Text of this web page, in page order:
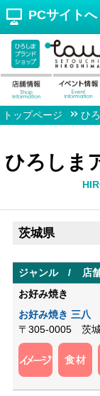
PCサイトへ
トップページ ひ
ひろしま
茨城県
ジャンル
店
お好み焼き
お好み焼き 三八
〒305-0005 茨城